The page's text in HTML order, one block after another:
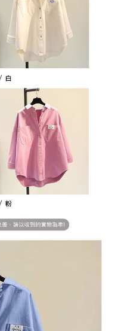
值。
帳。
將跳轉至「AFTEE先享後付」
完成結帳。
。
中的連結，可透過四大超商／
為交易完成。
但若您需要取消訂單，請聯絡
視為有效，需透過AFTEE先享
帳頁面顯示為準，若有關於
問，請聯繫「AFTEE先享後付
support/home
先享後付」服務完成之交
並將交易相關給付款項請求債
：
監護人之同意方可使用
之損失，本公司不負相關責
帳號之用戶狀況，依本公司即
之情形，本公司將視審查結果
冊。若發現惡意使用之情形，
用額度並採取法律行動。
費
費
費